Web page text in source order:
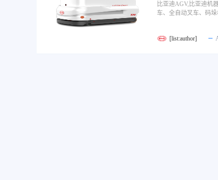
比亚迪AGV,比亚迪机
车、全自动叉车、码
[list:author]